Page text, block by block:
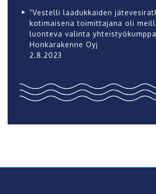
”Vestelli laadukkaiden
kotimaisena toimittajana oli
luonteva valinta
Honkarakenne Oyj
2.8.2023